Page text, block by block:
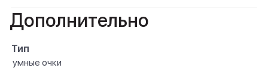
Дополнительно
Тип
умные очки